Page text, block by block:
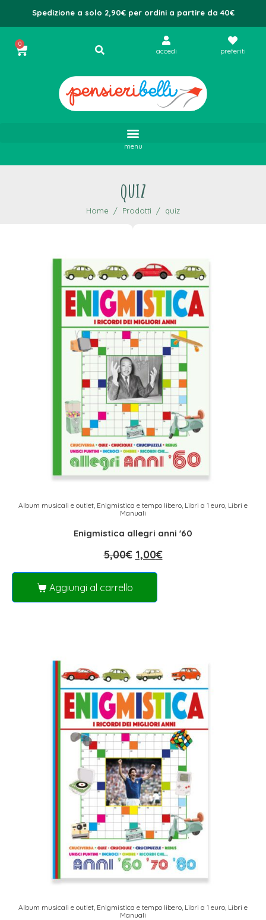
Spedizione a solo 2,90€ per ordini a partire da 40€
0
accedi preferiti
menu
quiz
Home Prodotti quiz
Album musicali e outlet, Enigmistica e tempo libero, Libri a 1 euro, Libri e
Manuali
Enigmistica allegri anni '60
5,00€ 1,00€
Aggiungi al carrello
Album musicali e outlet Enigmistica e tempo libero Libri a 1 euro Libri e
Manuali